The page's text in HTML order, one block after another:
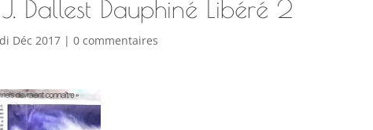
Dallest Dauphiné Libéré 2
Déc 2017 |0 commentaires